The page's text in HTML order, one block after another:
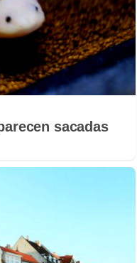
sacadas